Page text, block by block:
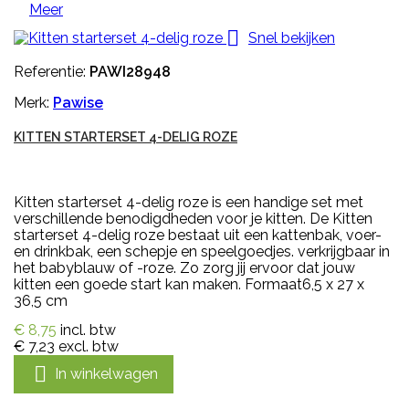
Meer

Snel bekijken
Referentie: PAWI28948
Merk: Pawise
KITTEN STARTERSET 4-DELIG ROZE
Kitten starterset 4-delig roze is een handige set met
verschillende benodigdheden voor je kitten. De Kitten
starterset 4-delig roze bestaat uit een kattenbak, voer-
en drinkbak, een schepje en speelgoedjes. verkrijgbaar in
het babyblauw of -roze. Zo zorg jij ervoor dat jouw
kitten een goede start kan maken. Formaat6,5 x 27 x
36,5 cm
€ 8,75 incl. btw
€ 7,23 excl. btw
 In winkelwagen